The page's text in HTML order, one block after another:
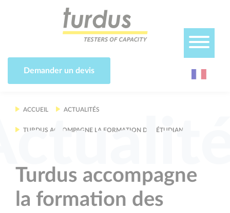
Demander un devis
ACCUEIL ACTUALITÉS
TURDUS ACCOMPAGNE LA FORMATION DES ÉTUDIANTS
Turdus accompagne
la formation des